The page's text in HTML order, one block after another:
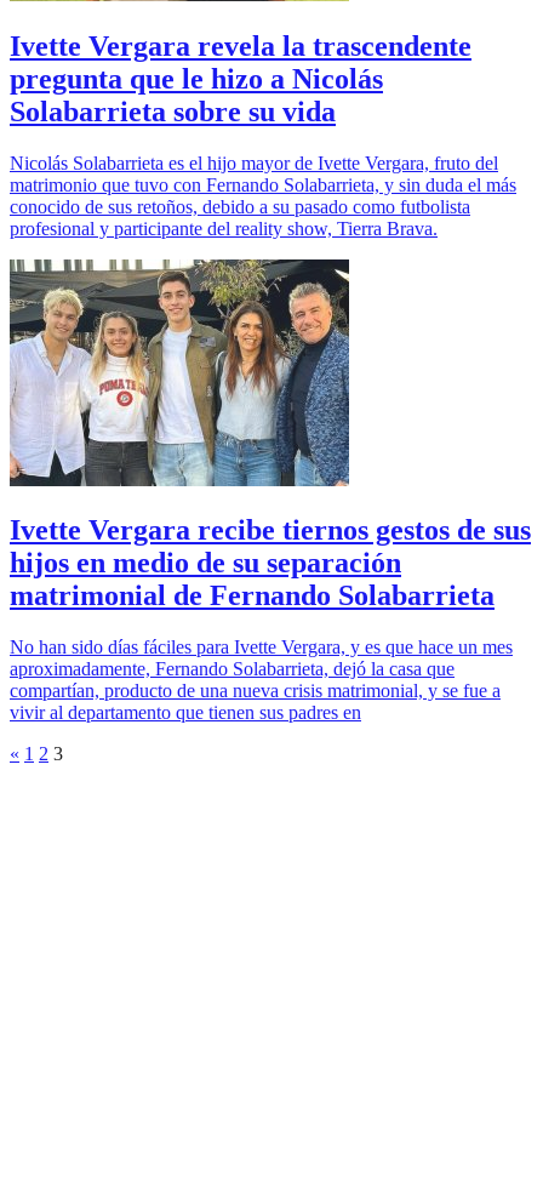
Ivette Vergara revela la trascendente
pregunta que le hizo a Nicolás
Solabarrieta sobre su vida
Nicolás Solabarrieta es el hijo mayor de Ivette Vergara, fruto del
matrimonio que tuvo con Fernando Solabarrieta, y sin duda el más
conocido de sus retoños, debido a su pasado como futbolista
profesional y participante del reality show, Tierra Brava.
Ivette Vergara recibe tiernos gestos de sus
hijos en medio de su separación
matrimonial de Fernando Solabarrieta
No han sido días fáciles para Ivette Vergara, y es que hace un mes
aproximadamente, Fernando Solabarrieta, dejó la casa que
compartían, producto de una nueva crisis matrimonial, y se fue a
vivir al departamento que tienen sus padres en
« 1 2 3